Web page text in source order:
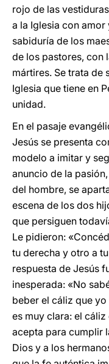
rojo de las
a la Iglesia con
sabiduría de los
de los pastores, con
mártires. Se trata de
Iglesia que tiene en
unidad.
En el pasaje
Jesús se presenta
modelo a imitar y
anuncio de la
del hombre, se
escena de los dos
que persiguen
Le pidieron:
tu derecha y otro a
respuesta de Jesús
inesperada: «No
beber el cáliz que
es muy clara: el
acepta para cumplir
Dios y a los